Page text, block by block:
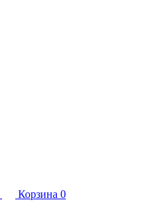
Корзина 0